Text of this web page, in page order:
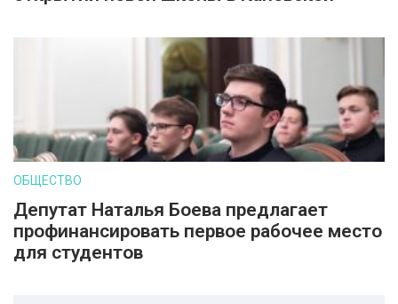
ОБЩЕСТВО
Депутат Наталья Боева предлагает
профинансировать первое рабочее место
для студентов